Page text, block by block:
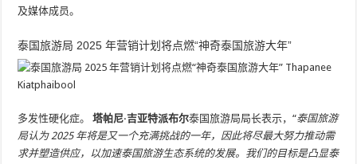
及媒体成员。
泰国旅游局 2025 年营销计划将点燃“神奇泰国旅游大年”
多发性硬化症。塔帕尼·吉亚特派布尔泰国旅游局局长表示，“泰国旅游
局认为 2025 年将是又一个充满挑战的一年，因此将尽最大努力推动需
求并塑造供应，以加速泰国旅游生态系统的发展。我们的目标是凸显泰